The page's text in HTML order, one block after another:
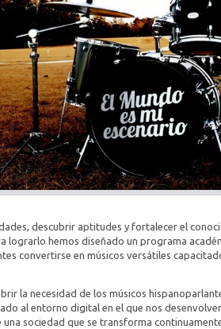
descubrir aptitudes y fortalecer el
lograrlo hemos diseñado un programa
convertirse en músicos versátiles
la necesidad de los músicos
al entorno digital en el que nos
sociedad que se transforma